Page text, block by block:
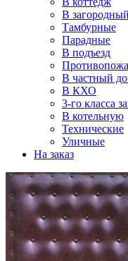
В
Тамбурные
Парадные
В подъезд
В частный
В КХО
3-го класса
В котельную
Технические
Уличные
На заказ